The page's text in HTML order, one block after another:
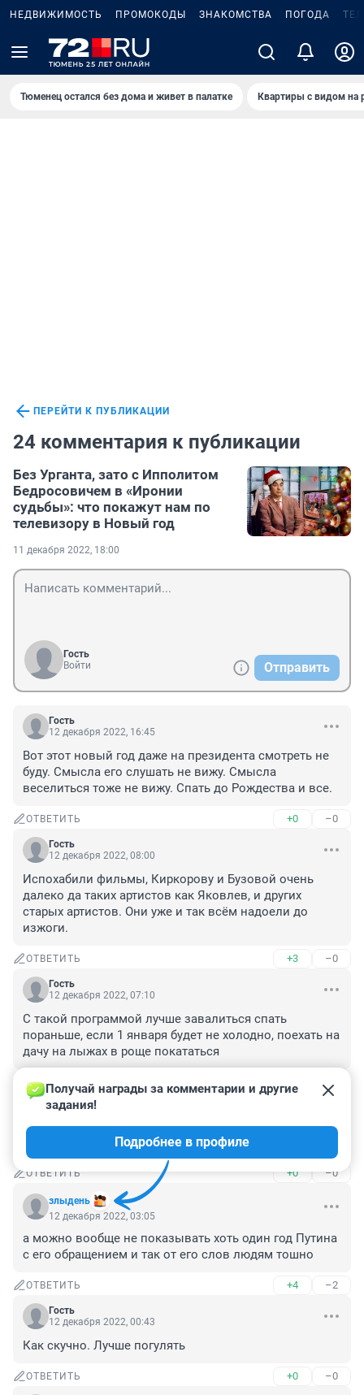
НЕДВИЖИМОСТЬ ПРОМОКОДЫ ЗНАКОМСТВА ПОГОДА
Тюменец остался без дома и живет в палатке Квартиры с видом на
ПЕРЕЙТИ К ПУБЛИКАЦИИ
24 комментария к публикации
Без Урганта, зато с Ипполитом
Бедросовичем в «Иронии
судьбы»: что покажут нам по
телевизору в Новый год
11 декабря 2022, 18:00
Гость
Войти
Отправить
Гость
12 декабря 2022, 16:45
Вот этот новый год даже на президента смотреть не
буду. Смысла его слушать не вижу. Смысла
веселиться тоже не вижу. Спать до Рождества и все.
ОТВЕТИТЬ +0 –0
Гость
12 декабря 2022, 08:00
Испохабили фильмы, Киркорову и Бузовой очень
далеко да таких артистов как Яковлев, и других
старых артистов. Они уже и так всём надоели до
изжоги.
ОТВЕТИТЬ +3 –0
Гость
12 декабря 2022, 07:10
С такой программой лучше завалиться спать
пораньше, если 1 января будет не холодно, поехать на
дачу на лыжах в роще покататься
ОТВЕТИТЬ –0
Гость
ЗООПАРК 😂😜😁
ОТВЕТИТЬ +0 –0
злыдень
Получай награды за комментарии и другие
задания!
Подробнее в профиле
12 декабря 2022, 03:05
а можно вообще не показывать хоть один год Путина
с его обращением и так от его слов людям тошно
ОТВЕТИТЬ +4 –2
Гость
12 декабря 2022, 00:43
Как скучно. Лучше погулять
ОТВЕТИТЬ +0 –0